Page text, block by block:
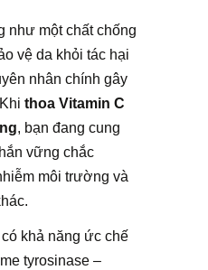
như một chất chống
vệ da khỏi tác hại
nhân chính gây
thoa Vitamin C
, bạn đang cung
vững chắc
môi trường và
khả năng ức chế
tyrosinase –